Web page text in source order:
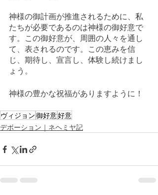
神様の御計画が推進されるために、私
たちが必要であるのは神様の御好意で
す。この御好意が、周囲の人々を通し
て、表されるのです。この恵みを信
じ、期待し、宣言し、体験し続けまし
ょう。
神様の豊かな祝福がありますように！
ヴィジョン御好意好意
デボーション｜ネヘミヤ記